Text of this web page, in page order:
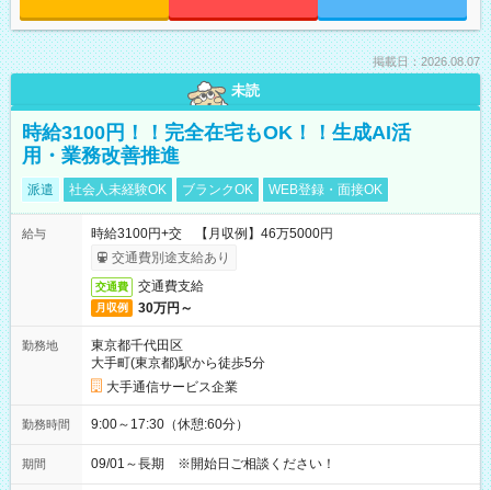
掲載日：2026.08.07
未読
時給3100円！！完全在宅もOK！！生成AI活
用・業務改善推進
派遣 社会人未経験OK ブランクOK WEB登録・面接OK
給与
時給3100円+交 【月収例】46万5000円
交通費別途支給あり
交通費 交通費支給
月収例 30万円～
勤務地
東京都千代田区
大手町(東京都)駅から徒歩5分
大手通信サービス企業
勤務時間 9:00～17:30（休憩:60分）
期間 09/01～長期 ※開始日ご相談ください！